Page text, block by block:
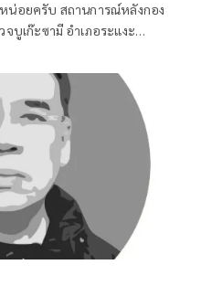
น่อยครับ สถานการณ์หลังกอง
จบูเก๊ะซามี อำเภอระแงะ